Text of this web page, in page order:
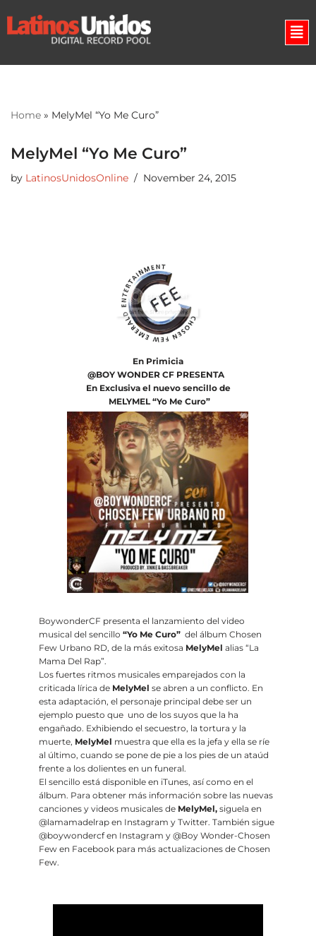
Skip
Home » MelyMel “Yo Me Curo”
MelyMel “Yo Me Curo”
by LatinosUnidosOnline November 24, 2015
En Primicia
@BOY WONDER CF PRESENTA
En Exclusiva el nuevo sencillo de
MELYMEL “Yo Me Curo”
BoywonderCF presenta el lanzamiento del video
musical del sencillo “Yo Me Curo” del álbum Chosen
Few Urbano RD, de la más exitosa MelyMel alias “La
Mama Del Rap”.
Los fuertes ritmos musicales emparejados con la
criticada lírica de MelyMel se abren a un conflicto. En
esta adaptación, el personaje principal debe ser un
ejemplo puesto que uno de los suyos que la ha
engañado. Exhibiendo el secuestro, la tortura y la
muerte, MelyMel muestra que ella es la jefa y ella se ríe
al último, cuando se pone de pie a los pies de un ataúd
frente a los dolientes en un funeral.
El sencillo está disponible en iTunes, así como en el
álbum. Para obtener más información sobre las nuevas
canciones y videos musicales de MelyMel, siguela en
@lamamadelrap en Instagram y Twitter. También sigue
@boywondercf en Instagram y @Boy Wonder-Chosen
Few en Facebook para más actualizaciones de Chosen
Few.